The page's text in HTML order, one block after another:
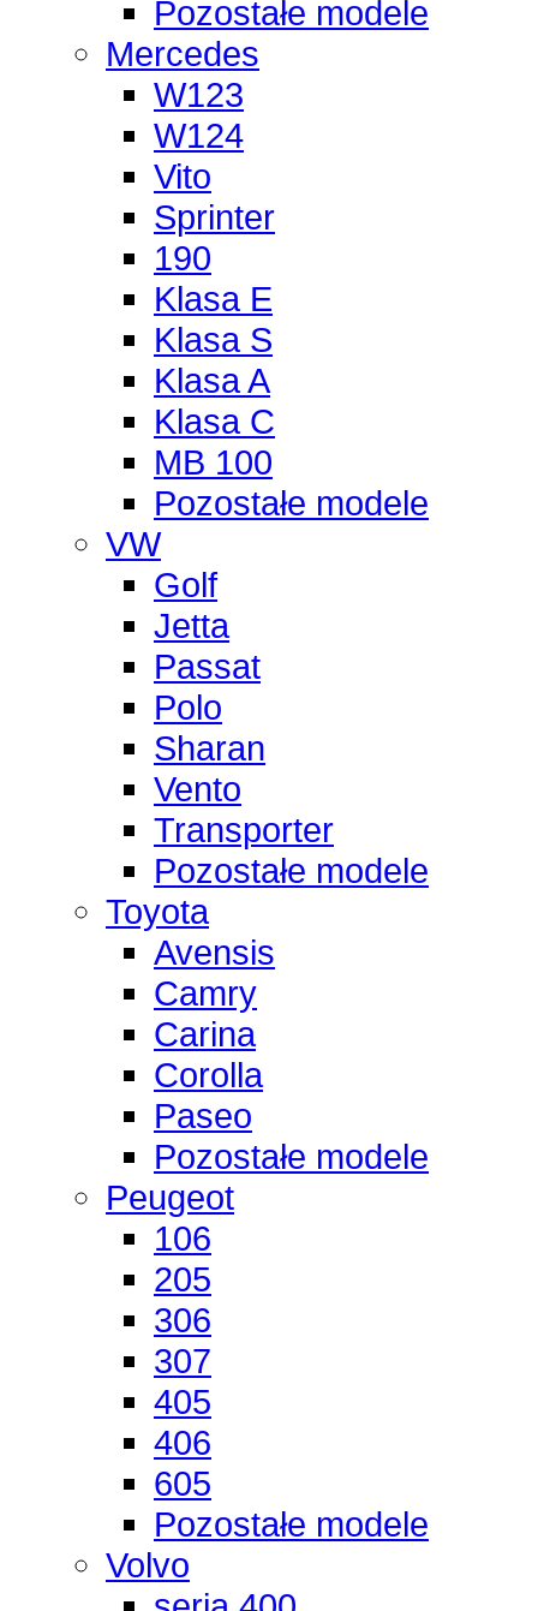
Pozostałe modele
Mercedes
W123
W124
Vito
Sprinter
190
Klasa E
Klasa S
Klasa A
Klasa C
MB 100
Pozostałe modele
VW
Golf
Jetta
Passat
Polo
Sharan
Vento
Transporter
Pozostałe modele
Toyota
Avensis
Camry
Carina
Corolla
Paseo
Pozostałe modele
Peugeot
106
205
306
307
405
406
605
Pozostałe modele
Volvo